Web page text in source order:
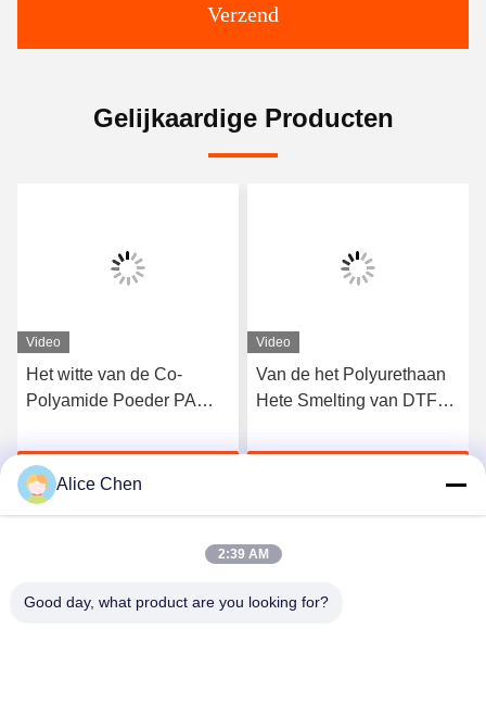
Verzend
Gelijkaardige Producten
Video
Het witte van de Co-
Polyamide Poeder PA
voor de Druk van de
HitteoverdrachtKrijg Beste Prijs
Video
Van de het Polyurethaan
Hete Smelting van DTF
Zelfklevende Poeder voor
Alice Chen
2:39 AM
Good day, what product are you looking for?